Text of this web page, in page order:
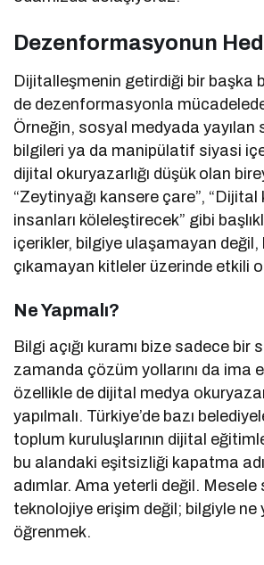
Dezenformasyonun
Dijitalleşmenin getirdiği bir başka
de dezenformasyonla
Örneğin, sosyal medyada yayılan
bilgileri ya da manipülatif siyasi
dijital okuryazarlığı düşük olan
“Zeytinyağı kansere çare”, “Dijital
insanları köleleştirecek” gibi
içerikler, bilgiye ulaşamayan değil,
çıkamayan kitleler üzerinde etkili
Ne Yapmalı?
Bilgi açığı kuramı bize sadece bir
zamanda çözüm yollarını da ima
özellikle de dijital medya
yapılmalı. Türkiye’de bazı
toplum kuruluşlarının dijital
bu alandaki eşitsizliği kapatma
adımlar. Ama yeterli değil. Mesele
teknolojiye erişim değil; bilgiyle ne
öğrenmek.